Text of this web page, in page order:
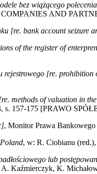
bez wiążącego
COMPANIES AND
[re. bank account seizure
of the register of
rejestrowego [re.
methods of valuation in
s. 157-175 [PRAWO
, Monitor Prawa
, w: R. Ciobianu
lub
Kaźmierczyk, K.